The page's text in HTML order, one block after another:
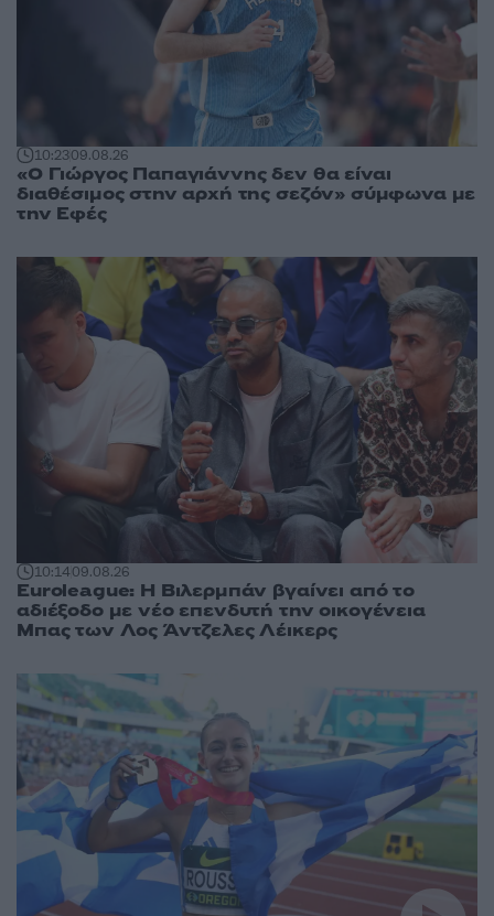
10:2309.08.26
«Ο Γιώργος Παπαγιάννης δεν θα είναι
διαθέσιμος στην αρχή της σεζόν» σύμφωνα με
την Εφές
10:1409.08.26
Euroleague: Η Βιλερμπάν βγαίνει από το
αδιέξοδο με νέο επενδυτή την οικογένεια
Μπας των Λος Άντζελες Λέικερς